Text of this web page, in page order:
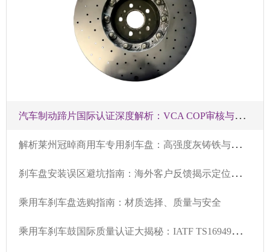
汽
车制动蹄片国际认证深度解析：VCA COP审核与EMARK认证技术要求全揭秘
解
析莱州冠晫商用车专用刹车盘：高强度灰铸铁与热处理提升耐久性
刹
车盘安装误区避坑指南：海外客户反馈揭示定位孔精度与精密车削的关键影响
乘用车刹车盘选购指南：材质选择、质量与安全
乘
用车刹车鼓国际质量认证大揭秘：IATF TS16949与R90 E - mark标准全解读